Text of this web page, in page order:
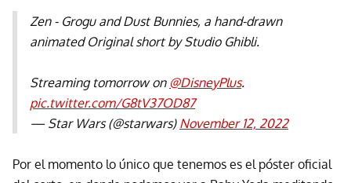
Zen - Grogu and Dust Bunnies, a hand-drawn
animated Original short by Studio Ghibli.
Streaming tomorrow on @DisneyPlus.
pic.twitter.com/G8tV37OD87
— Star Wars (@starwars) November 12, 2022
Por el momento lo único que tenemos es el póster oficial